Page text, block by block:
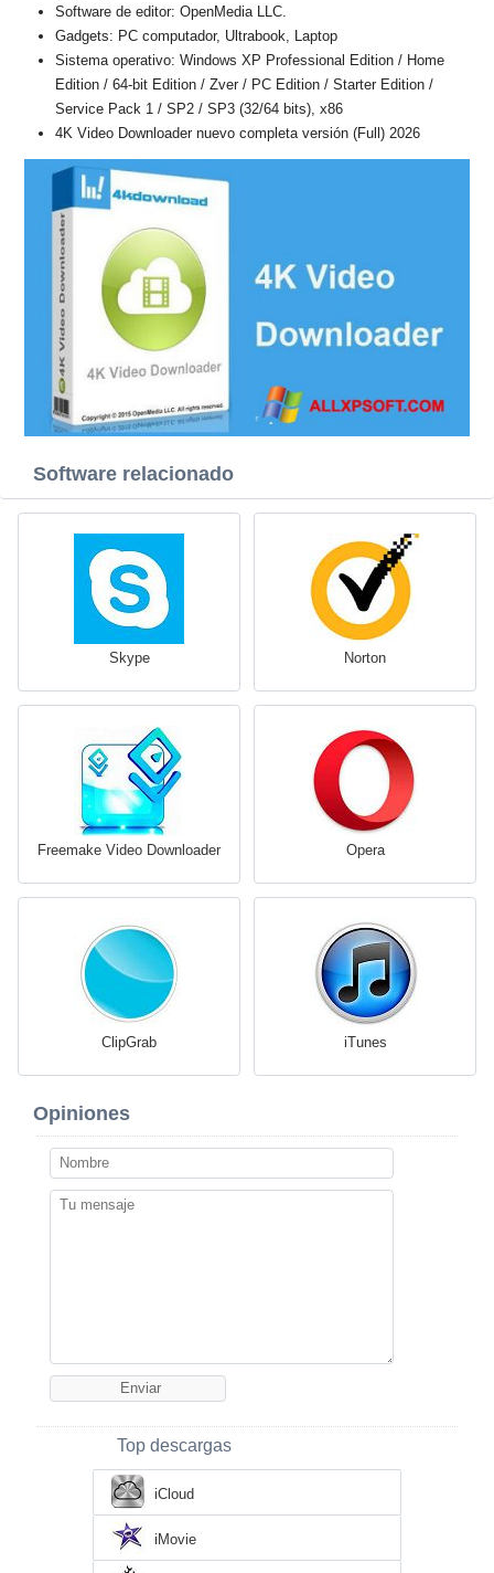
Software de editor: OpenMedia LLC.
Gadgets: PC computador, Ultrabook, Laptop
Sistema operativo: Windows XP Professional Edition / Home
Edition / 64-bit Edition / Zver / PC Edition / Starter Edition /
Service Pack 1 / SP2 / SP3 (32/64 bits), x86
4K Video Downloader nuevo completa versión (Full) 2026
Software relacionado
Skype Norton
Freemake Video Downloader Opera
ClipGrab iTunes
Opiniones
Top descargas
iCloud
iMovie